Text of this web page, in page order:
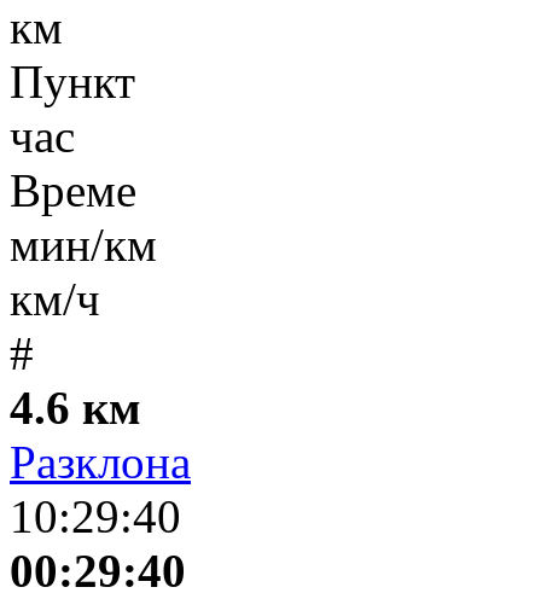
км
Пункт
час
Време
мин/км
км/ч
#
4.6 км
Разклона
10:29:40
00:29:40